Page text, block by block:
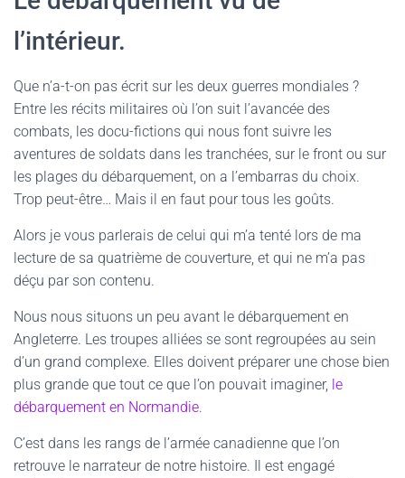
l’intérieur.
Que n’a-t-on pas écrit sur les deux guerres mondiales ?
Entre les récits militaires où l’on suit l’avancée des
combats, les docu-fictions qui nous font suivre les
aventures de soldats dans les tranchées, sur le front ou sur
les plages du débarquement, on a l’embarras du choix.
Trop peut-être… Mais il en faut pour tous les goûts.
Alors je vous parlerais de celui qui m’a tenté lors de ma
lecture de sa quatrième de couverture, et qui ne m’a pas
déçu par son contenu.
Nous nous situons un peu avant le débarquement en
Angleterre. Les troupes alliées se sont regroupées au sein
d’un grand complexe. Elles doivent préparer une chose bien
plus grande que tout ce que l’on pouvait imaginer, le
débarquement en Normandie.
C’est dans les rangs de l’armée canadienne que l’on
retrouve le narrateur de notre histoire. Il est engagé